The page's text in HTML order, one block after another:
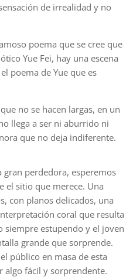
de irrealidad y no
poema que se cree que
Yue Fei, hay una escena
poema de Yue que es
no se hacen largas, en un
llega a ser ni aburrido ni
que no deja indiferente.
gran perdedora, esperemos
el sitio que merece. Una
con planos delicados, una
coral que resulta
siempre estupendo y el joven
grande que sorprende.
público en masa de esta
algo fácil y sorprendente.